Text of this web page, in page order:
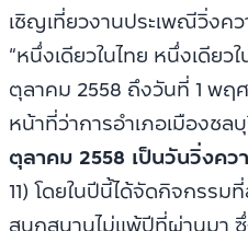
เชิญเที่ยวงานประเพณีวิ่งค
“หนึ่งเดียวในไทย หนึ่งเดียว
ตุลาคม 2558 ถึงวันที่ 1 พ
หน้าที่ว่าการอำเภอเมืองชล
ตุลาคม 2558 เป็นวันวิ่งคว
11) โดยในปีนี้ได้จัดกิจกรรม